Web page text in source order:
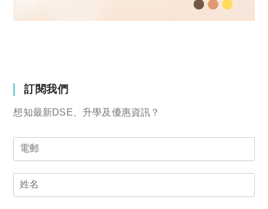
訂閱我們
想知最新DSE、升學及優惠資訊？